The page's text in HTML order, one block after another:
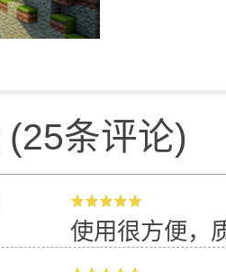
(25条评论)
使用很方便，